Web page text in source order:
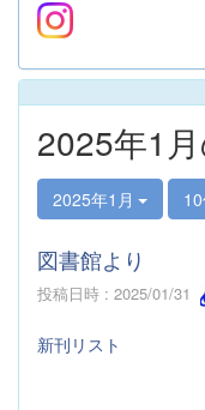
2025年1
2025年1月
図書館より
投稿日時 : 2025/01/31
新刊リスト